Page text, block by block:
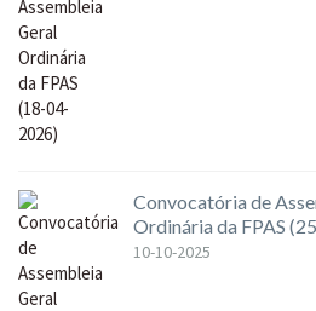
Convocatória de
Ordinária da FPAS
10-10-2025